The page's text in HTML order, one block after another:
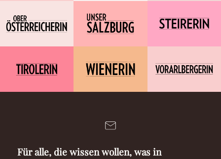
Für alle, die wissen wollen, was in